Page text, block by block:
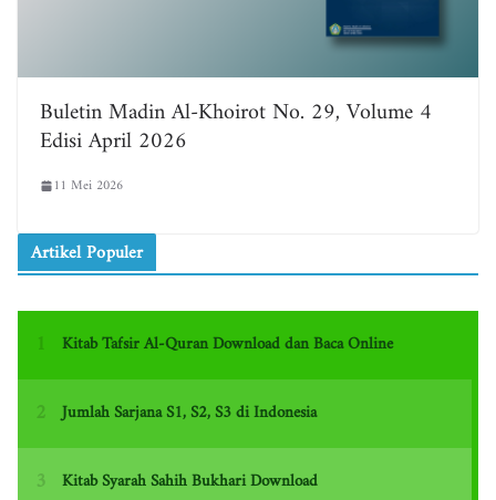
Buletin Madin Al-Khoirot No. 29, Volume 4
Edisi April 2026
11 Mei 2026
Artikel Populer